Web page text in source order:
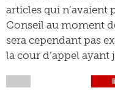
articles qui n’avaient
Conseil au moment
sera cependant pas
la cour d’appel